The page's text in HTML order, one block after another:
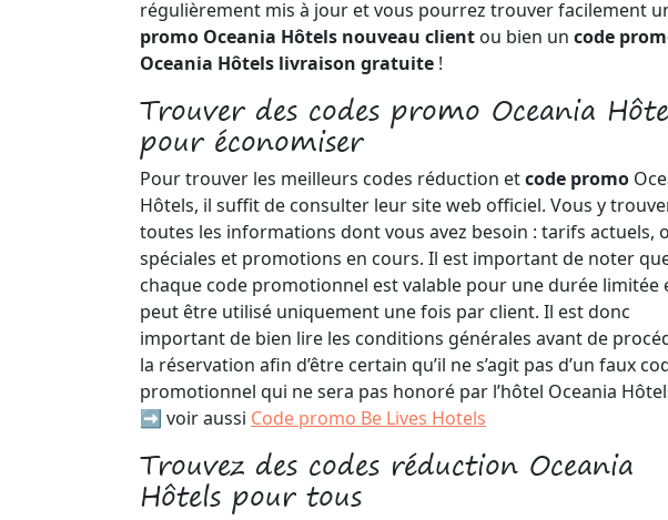
régulièrement mis à jour et vous pourrez trouver facilement
promo Oceania Hôtels nouveau client ou bien un code
Oceania Hôtels livraison gratuite !
Trouver des codes promo Oceania
pour économiser
Pour trouver les meilleurs codes réduction etcode promo
Hôtels, il suffit de consulter leur site web officiel. Vous y
toutes les informations dont vous avez besoin : tarifs actuels,
spéciales et promotions en cours. Il est important de noter
chaque code promotionnel est valable pour une durée limitée
peut être utilisé uniquement une fois par client. Il est donc
important de bien lire les conditions générales avant de
la réservation afin d’être certain qu’il ne s’agit pas d’un faux
promotionnel qui ne sera pas honoré par l’hôtel Oceania
➡️ voir aussi Code promo Be Lives Hotels
Trouvez des codes réduction Oceania
Hôtels pour tous